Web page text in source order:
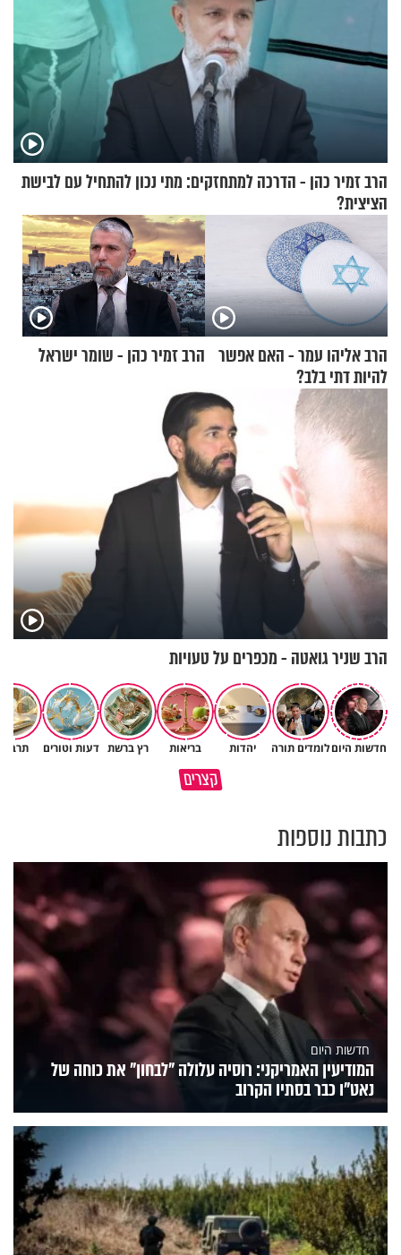
הרב זמיר כהן - הדרכה למתחזקים: מתי נכון להתחיל עם לבישת
הציצית?
הרב אליהו עמר - האם אפשר
להיות דתי בלב?
הרב זמיר כהן - שומר ישראל
הרב שניר גואטה - מכפרים על טעויות
חדשות היוםלומדים תורה יהדות בריאות רץ ברשת דעות וטורים
קצריםמדוע האמונה נמשלה למלח?
גם ׳הרע׳ זה הרחמים של בורא
כתבות נוספות
חדשות היום
המודיעין האמריקני: רוסיה עלולה "לבחון" את כוחה של
נאט"ו כבר בסתיו הקרוב